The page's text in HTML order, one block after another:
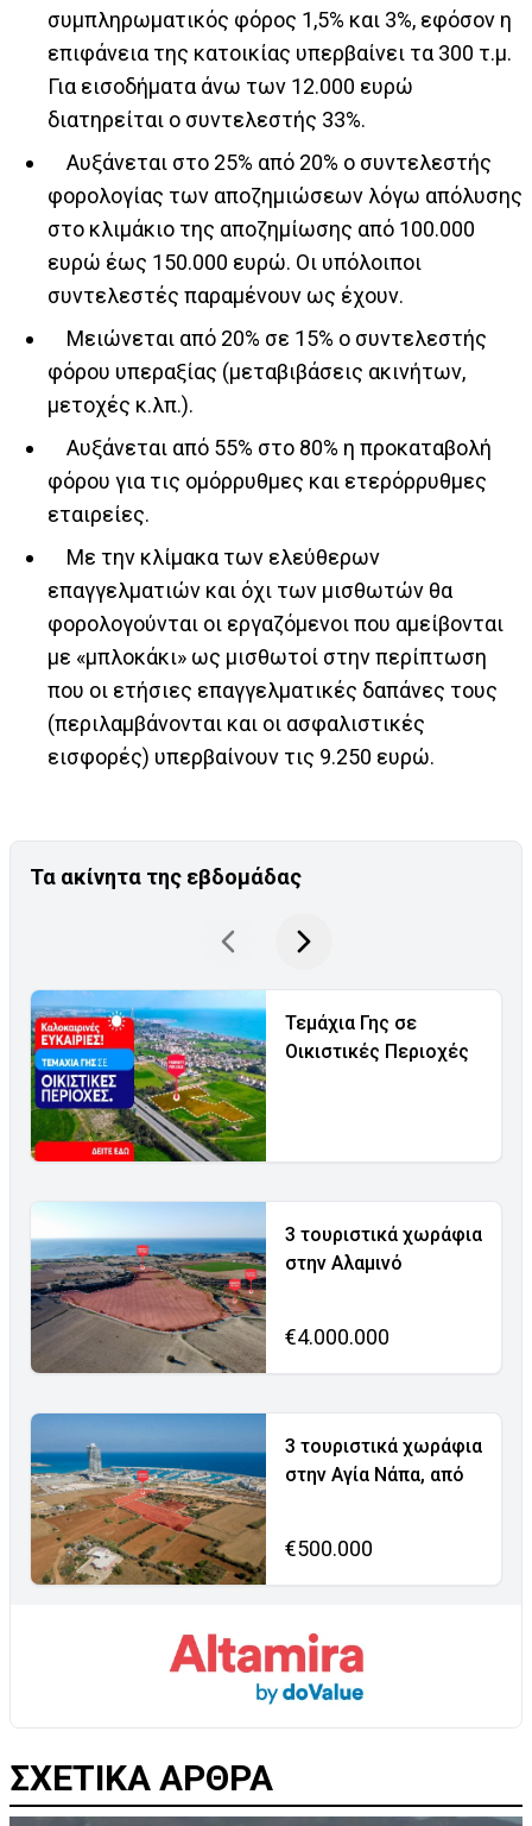
συμπληρωματικός φόρος 1,5% και 3%, εφόσον η
επιφάνεια της κατοικίας υπερβαίνει τα 300 τ.μ.
Για εισοδήματα άνω των 12.000 ευρώ
διατηρείται ο συντελεστής 33%.
Αυξάνεται στο 25% από 20% ο συντελεστής
φορολογίας των αποζημιώσεων λόγω απόλυσης
στο κλιμάκιο της αποζημίωσης από 100.000
ευρώ έως 150.000 ευρώ. Οι υπόλοιποι
συντελεστές παραμένουν ως έχουν.
Μειώνεται από 20% σε 15% ο συντελεστής
φόρου υπεραξίας (μεταβιβάσεις ακινήτων,
μετοχές κ.λπ.).
Αυξάνεται από 55% στο 80% η προκαταβολή
φόρου για τις ομόρρυθμες και ετερόρρυθμες
εταιρείες.
Με την κλίμακα των ελεύθερων
επαγγελματιών και όχι των μισθωτών θα
φορολογούνται οι εργαζόμενοι που αμείβονται
με «μπλοκάκι» ως μισθωτοί στην περίπτωση
που οι ετήσιες επαγγελματικές δαπάνες τους
(περιλαμβάνονται και οι ασφαλιστικές
εισφορές) υπερβαίνουν τις 9.250 ευρώ.
Τα ακίνητα της εβδομάδας
Τεμάχια Γης σε
Οικιστικές Περιοχές
3 τουριστικά χωράφια
στην Αλαμινό
€4.000.000
3 τουριστικά χωράφια
στην Αγία Νάπα, από
€500.000
ΣΧΕΤΙΚΑ ΑΡΘΡΑ